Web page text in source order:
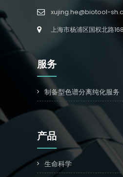
xujing.he@biotool-
上海市杨浦区国权北路
服务
制备型色谱分离纯化服务
产品
生命科学